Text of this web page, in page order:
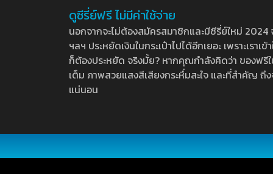
ดูซีรี่ย์ฟรี ไม่มีค่าใช้จ่าย
นอกจากจะไม่ต้องสมัครสมาชิกและมีซีรี่ย์ใหม่
ฯลฯ ประหยัดเงินในกระเป๋าไปได้อีกเยอะ เพราะเร
ก็ต้องประหยัด จริงมั้ย? หากคุณกำลังคิดว่า ของฟ
เต็ม ภาพสวยแสงสีเสียงกระหึ่มสะใจ และที่สำคัญ
แน่นอน